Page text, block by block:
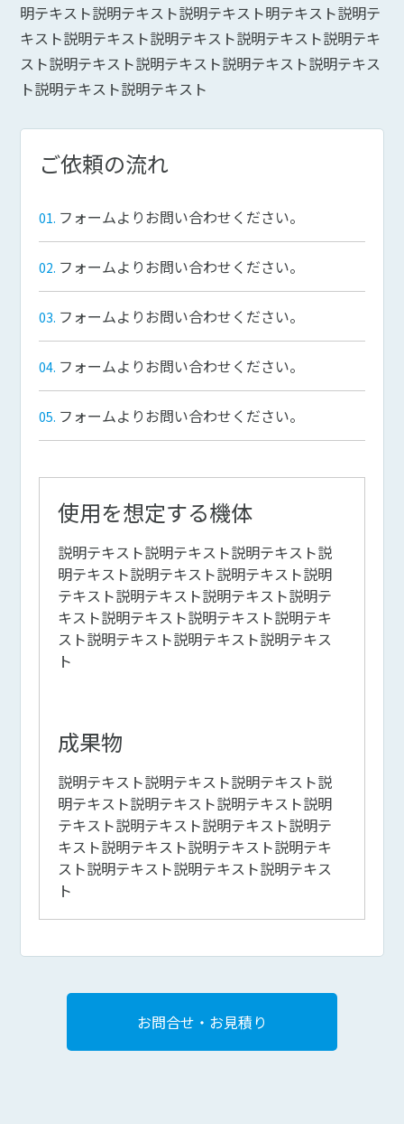
明テキスト説明テキスト説明テキスト明テキスト説明テ
キスト説明テキスト説明テキスト説明テキスト説明テキ
スト説明テキスト説明テキスト説明テキスト説明テキス
ト説明テキスト説明テキスト
ご依頼の流れ
フォームよりお問い合わせください。
フォームよりお問い合わせください。
フォームよりお問い合わせください。
フォームよりお問い合わせください。
フォームよりお問い合わせください。
使用を想定する機体
説明テキスト説明テキスト説明テキスト説
明テキスト説明テキスト説明テキスト説明
テキスト説明テキスト説明テキスト説明テ
キスト説明テキスト説明テキスト説明テキ
スト説明テキスト説明テキスト説明テキス
ト
成果物
説明テキスト説明テキスト説明テキスト説
明テキスト説明テキスト説明テキスト説明
テキスト説明テキスト説明テキスト説明テ
キスト説明テキスト説明テキスト説明テキ
スト説明テキスト説明テキスト説明テキス
ト
お問合せ・お見積り